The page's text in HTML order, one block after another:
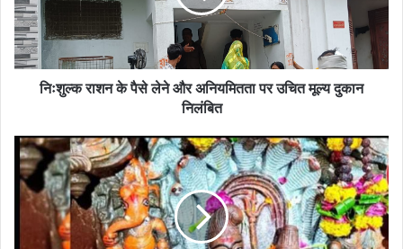
और
अनियमितता
पर
उचित
निःशुल्क राशन के पैसे लेने और अनियमितता पर उचित मूल्य दुकान
निलंबित
आज
रात
12
नागचंद्रेश्वर